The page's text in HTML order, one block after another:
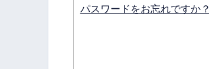
パスワードをお忘れですか？